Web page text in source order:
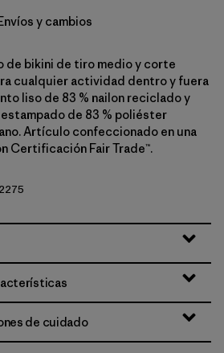
y cambios
de bikini de tiro medio y corte
cualquier actividad dentro y fuera
liso de 83 % nailon reciclado y
de 83 % poliéster
Artículo confeccionado en una
Certificación Fair Trade™.
de cuidado